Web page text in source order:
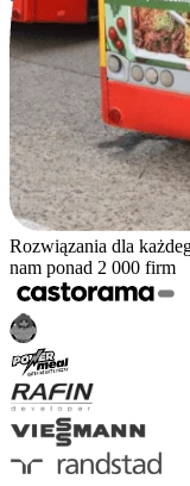
Rozwiązania dla
nam ponad 2 000 firm